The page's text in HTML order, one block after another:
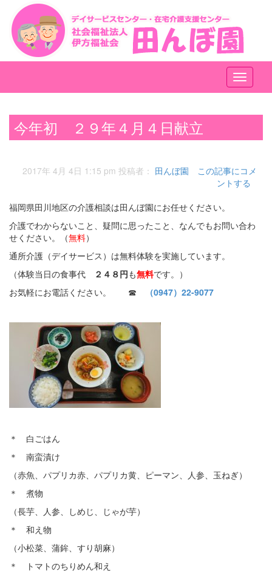
メ
ニ
ー
今年初 ２９年４月４日献立
2017年 4月 4日 1:15 pm 投稿者： 田んぼ園
この記事にコメ
ントする
福岡県田川地区の介護相談は田んぼ園にお任せください。
介護でわからないこと、疑問に思ったこと、なんでもお問い合わ
せください。（無料）
通所介護（デイサービス）は無料体験を実施しています。
（体験当日の食事代
２４８円も無料です。）
お気軽にお電話ください。 ☎
（0947）22-9077
＊ 白ごはん
＊ 南蛮漬け
（赤魚、パプリカ赤、パプリカ黄、ピーマン、人参、玉ねぎ）
＊ 煮物
（長芋、人参、しめじ、じゃが芋）
＊ 和え物
（小松菜、蒲鉾、すり胡麻）
＊ トマトのちりめん和え